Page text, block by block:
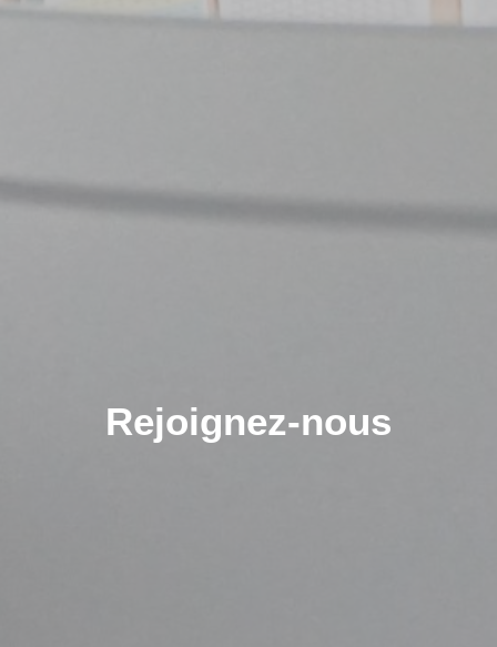
Rejoignez-nous